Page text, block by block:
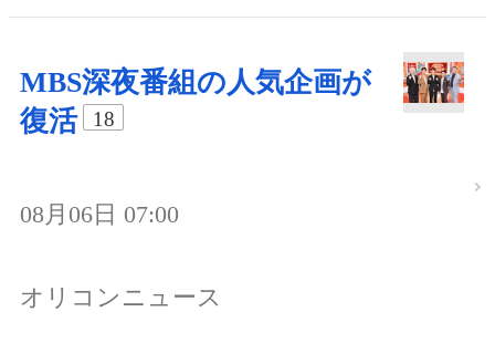
MBS深夜番組の人気企画が
復活
18
08月06日 07:00
オリコンニュース